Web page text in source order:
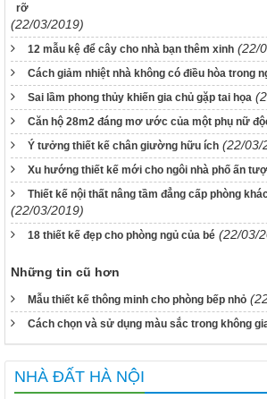
rỡ
(22/03/2019)
12 mẫu kệ để cây cho nhà bạn thêm xinh (22/
Cách giảm nhiệt nhà không có điều hòa trong
Sai lầm phong thủy khiến gia chủ gặp tai họa
Căn hộ 28m2 đáng mơ ước của một phụ nữ
Ý tưởng thiết kế chân giường hữu ích (22/03/
Xu hướng thiết kế mới cho ngôi nhà phố ấn
Thiết kế nội thất nâng tầm đẳng cấp phòng
(22/03/2019)
18 thiết kế đẹp cho phòng ngủ của bé (22/03/
Những tin cũ hơn
Mẫu thiết kế thông minh cho phòng bếp nhỏ
Cách chọn và sử dụng màu sắc trong không
NHÀ ĐẤT HÀ NỘI